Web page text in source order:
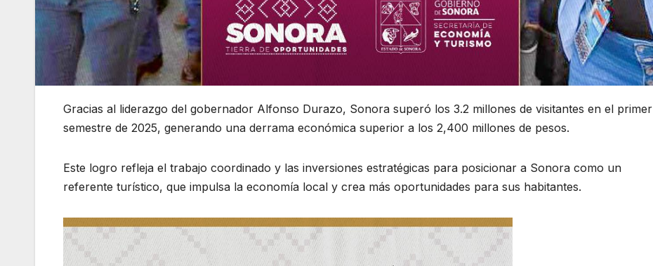
Gracias al liderazgo del gobernador Alfonso Durazo, Sonora superó los 3.2 millones de visitantes en el primer
semestre de 2025, generando una derrama económica superior a los 2,400 millones de pesos.
Este logro refleja el trabajo coordinado y las inversiones estratégicas para posicionar a Sonora como un
referente turístico, que impulsa la economía local y crea más oportunidades para sus habitantes.